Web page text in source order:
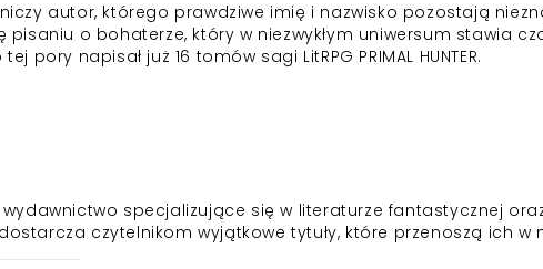
autor, którego prawdziwe imię i nazwisko pozostają
pisaniu o bohaterze, który w niezwykłym uniwersum stawia
pory napisał już 16 tomów sagi LitRPG PRIMAL HUNTER.
specjalizujące się w literaturze fantastycznej
czytelnikom wyjątkowe tytuły, które przenoszą ich w